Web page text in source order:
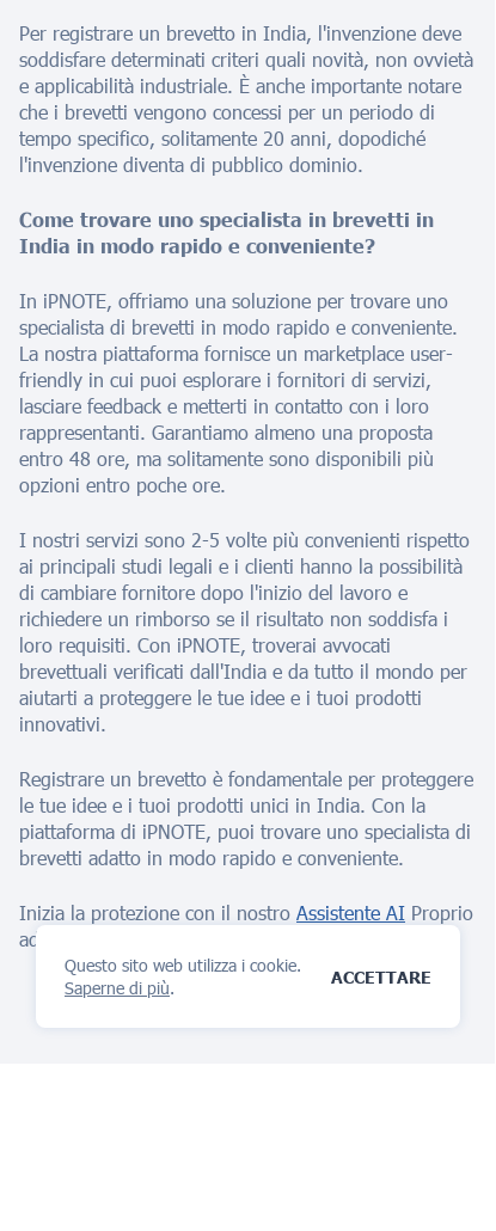
Questo sito web utilizza i cookie.
Saperne di più.
ACCETTARE
Per registrare un brevetto in India, l'invenzione deve
soddisfare determinati criteri quali novità, non ovvietà
e applicabilità industriale. È anche importante notare
che i brevetti vengono concessi per un periodo di
tempo specifico, solitamente 20 anni, dopodiché
l'invenzione diventa di pubblico dominio.
Come trovare uno specialista in brevetti in
India in modo rapido e conveniente?
In iPNOTE, offriamo una soluzione per trovare uno
specialista di brevetti in modo rapido e conveniente.
La nostra piattaforma fornisce un marketplace user-
friendly in cui puoi esplorare i fornitori di servizi,
lasciare feedback e metterti in contatto con i loro
rappresentanti. Garantiamo almeno una proposta
entro 48 ore, ma solitamente sono disponibili più
opzioni entro poche ore.
I nostri servizi sono 2-5 volte più convenienti rispetto
ai principali studi legali e i clienti hanno la possibilità
di cambiare fornitore dopo l'inizio del lavoro e
richiedere un rimborso se il risultato non soddisfa i
loro requisiti. Con iPNOTE, troverai avvocati
brevettuali verificati dall'India e da tutto il mondo per
aiutarti a proteggere le tue idee e i tuoi prodotti
innovativi.
Registrare un brevetto è fondamentale per proteggere
le tue idee e i tuoi prodotti unici in India. Con la
piattaforma di iPNOTE, puoi trovare uno specialista di
brevetti adatto in modo rapido e conveniente.
Inizia la protezione con il nostro Assistente AI Proprio
adesso!